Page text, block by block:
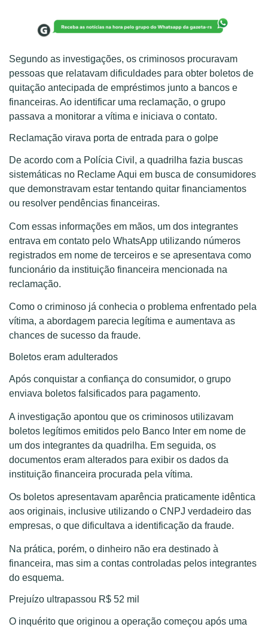
Segundo as investigações, os criminosos procuravam
pessoas que relatavam dificuldades para obter boletos de
quitação antecipada de empréstimos junto a bancos e
financeiras. Ao identificar uma reclamação, o grupo
passava a monitorar a vítima e iniciava o contato.
Reclamação virava porta de entrada para o golpe
De acordo com a Polícia Civil, a quadrilha fazia buscas
sistemáticas no Reclame Aqui em busca de consumidores
que demonstravam estar tentando quitar financiamentos
ou resolver pendências financeiras.
Com essas informações em mãos, um dos integrantes
entrava em contato pelo WhatsApp utilizando números
registrados em nome de terceiros e se apresentava como
funcionário da instituição financeira mencionada na
reclamação.
Como o criminoso já conhecia o problema enfrentado pela
vítima, a abordagem parecia legítima e aumentava as
chances de sucesso da fraude.
Boletos eram adulterados
Após conquistar a confiança do consumidor, o grupo
enviava boletos falsificados para pagamento.
A investigação apontou que os criminosos utilizavam
boletos legítimos emitidos pelo Banco Inter em nome de
um dos integrantes da quadrilha. Em seguida, os
documentos eram alterados para exibir os dados da
instituição financeira procurada pela vítima.
Os boletos apresentavam aparência praticamente idêntica
aos originais, inclusive utilizando o CNPJ verdadeiro das
empresas, o que dificultava a identificação da fraude.
Na prática, porém, o dinheiro não era destinado à
financeira, mas sim a contas controladas pelos integrantes
do esquema.
Prejuízo ultrapassou R$ 52 mil
O inquérito que originou a operação começou após uma